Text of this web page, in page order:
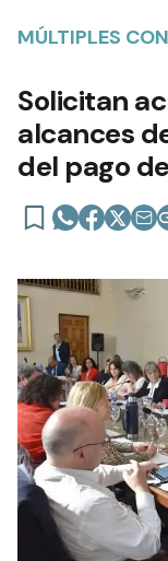
MÚLTIPLES
Solicitan
alcances
del pago